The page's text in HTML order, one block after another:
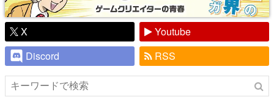
X
Youtube
Discord
RSS